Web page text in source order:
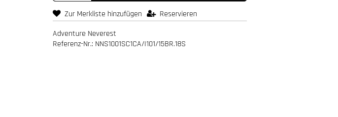
Zur Merkliste hinzufügen
Reservieren
Adventure Neverest
Referenz-Nr.: NNS1001SC1CA/I101/15BR.18S